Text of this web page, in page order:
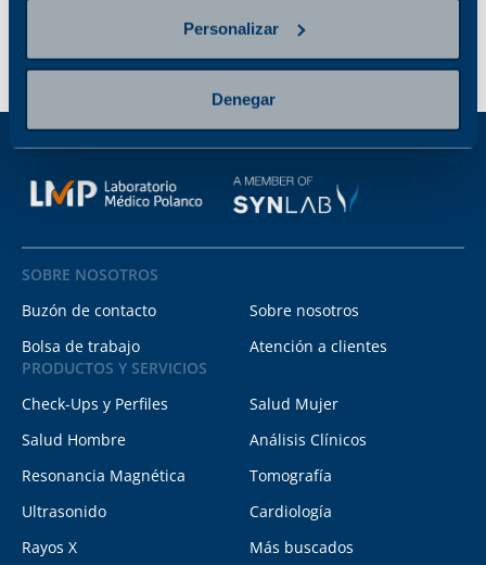
Personalizar
Denegar
SOBRE NOSOTROS
Buzón de contacto
Sobre nosotros
Bolsa de trabajo
Atención a clientes
PRODUCTOS Y SERVICIOS
Check-Ups y Perfiles
Salud Mujer
Salud Hombre
Análisis Clínicos
Resonancia Magnética
Tomografía
Ultrasonido
Cardiología
Rayos X
Más buscados